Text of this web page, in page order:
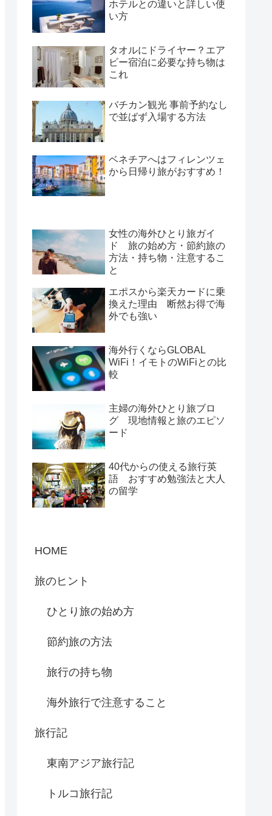
ホテルとの違いと詳しい使
い方
タオルにドライヤー？エア
ビー宿泊に必要な持ち物は
これ
バチカン観光 事前予約なし
で並ばず入場する方法
ベネチアへはフィレンツェ
から日帰り旅がおすすめ！
女性の海外ひとり旅ガイ
ド 旅の始め方・節約旅の
方法・持ち物・注意するこ
と
エポスから楽天カードに乗
換えた理由 断然お得で海
外でも強い
海外行くならGLOBAL
WiFi！イモトのWiFiとの比
較
主婦の海外ひとり旅ブロ
グ 現地情報と旅のエピソ
ード
40代からの使える旅行英
語 おすすめ勉強法と大人
の留学
HOME
旅のヒント
ひとり旅の始め方
節約旅の方法
旅行の持ち物
海外旅行で注意すること
旅行記
東南アジア旅行記
トルコ旅行記